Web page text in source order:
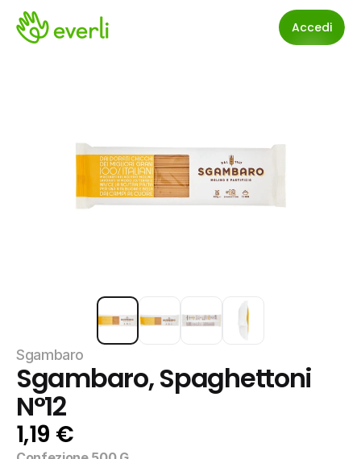
Accedi
Sgambaro
Sgambaro, Spaghettoni
N°12
1,19 €